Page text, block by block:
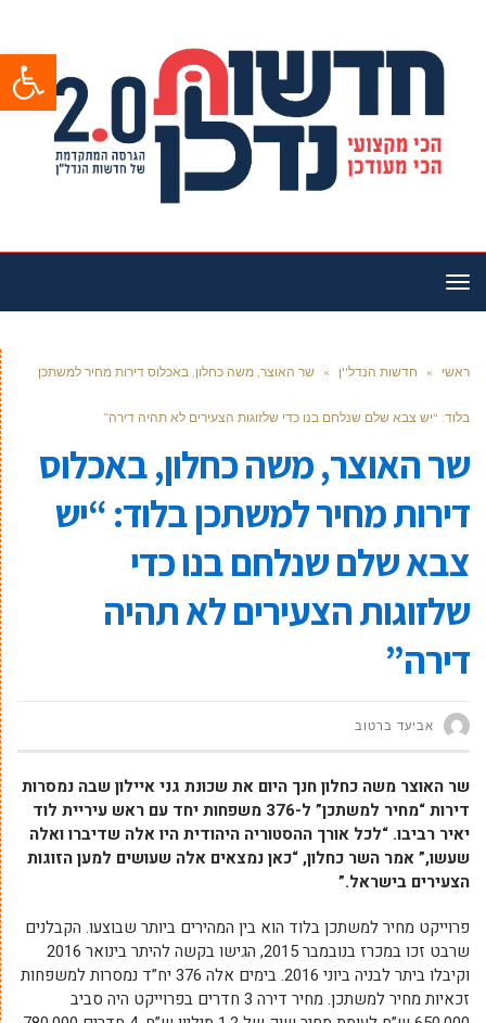
פתח
תפריט
ראשי » חדשות הנדל''ן » שר האוצר, משה כחלון, באכלוס דירות מחיר למשתכן
בלוד: “יש צבא שלם שנלחם בנו כדי שלזוגות הצעירים לא תהיה דירה”
שר האוצר, משה כחלון, באכלוס
דירות מחיר למשתכן בלוד: “יש
צבא שלם שנלחם בנו כדי
שלזוגות הצעירים לא תהיה
דירה”
אביעד ברטוב
שר האוצר משה כחלון חנך היום את שכונת גני איילון שבה נמסרות
דירות “מחיר למשתכן” ל-376 משפחות יחד עם ראש עיריית לוד
יאיר רביבו. “לכל אורך ההסטוריה היהודית היו אלה שדיברו ואלה
שעשו,” אמר השר כחלון, “כאן נמצאים אלה שעושים למען הזוגות
הצעירים בישראל.”
פרוייקט מחיר למשתכן בלוד הוא בין המהירים ביותר שבוצעו. הקבלנים
שרבט זכו במכרז בנובמבר 2015, הגישו בקשה להיתר בינואר 2016
וקיבלו ביתר לבניה ביוני 2016. בימים אלה 376 יח”ד נמסרות למשפחות
זכאיות מחיר למשתכן. מחיר דירה 3 חדרים בפרוייקט היה סביב